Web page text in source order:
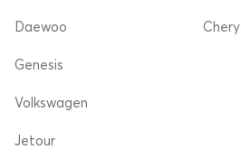
Daewoo Chery
Genesis
Volkswagen
Jetour